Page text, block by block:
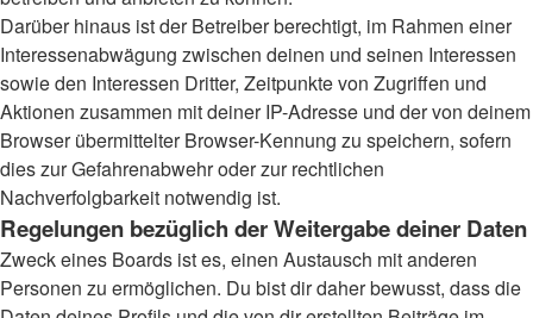
Darüber hinaus ist der Betreiber berechtigt, im Rahmen einer
Interessenabwägung zwischen deinen und seinen Interessen
sowie den Interessen Dritter, Zeitpunkte von Zugriffen und
Aktionen zusammen mit deiner IP-Adresse und der von deinem
Browser übermittelter Browser-Kennung zu speichern, sofern
dies zur Gefahrenabwehr oder zur rechtlichen
Nachverfolgbarkeit notwendig ist.
Regelungen bezüglich der Weitergabe deiner Daten
Zweck eines Boards ist es, einen Austausch mit anderen
Personen zu ermöglichen. Du bist dir daher bewusst, dass die